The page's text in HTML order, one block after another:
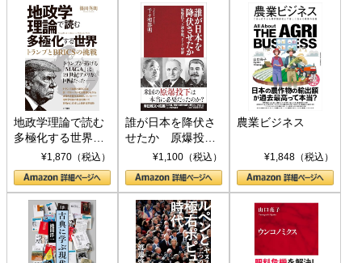
地政学理論で読む
多極化する世界：
トランプとBRICS
の挑戦
¥1,870（税込）
誰が日本を降伏さ
せたか 原爆投
下、ソ連参戦、そ
して聖断 (PHP新
書)
¥1,100（税込）
農業ビジネス
¥1,848（税込）